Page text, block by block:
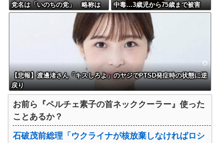
党名は「いのちの党」 略称は
「いのち」
中毒…3歳児から75歳まで被害
【悲報】渡邊渚さん「キスしろよ」のヤジでPTSD発症時の状態に逆
戻り
お前ら『ペルチェ素子の首ネッククーラー』使った
ことあるか？
石破茂前総理「ウクライナが核放棄しなければロシ